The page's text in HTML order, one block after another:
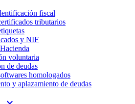
fiscal
tributarios
y NIF
voluntaria
de deudas
homologados
y aplazamiento de deudas